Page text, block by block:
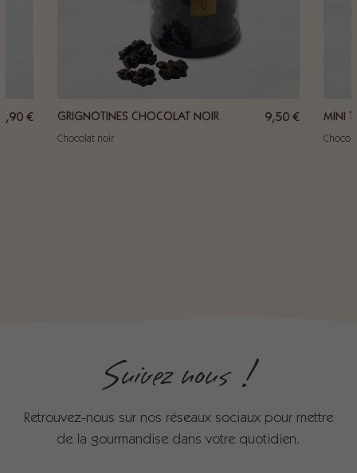
€ GRIGNOTINES CHOCOLAT NOIR 9,50€
Chocolat noir
MINI
Suivez nous !
Retrouvez-nous sur nos réseaux sociaux pour mettre
de la gourmandise dans votre quotidien.